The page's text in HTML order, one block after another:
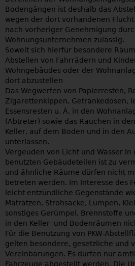
Bodengängen ist deshalb das
wegen der dort vorhandenen
nach vorheriger Genehmigung
Wohnungsunternehmen zulässig.
Soweit sich hierfür besondere
Abstellen von Fahrrädern und
Wohngebäudes oder der
dort abzustellen
Das Wegwerfen von Papierresten,
Zigarettenkippen, Getränkedosen,
Essensresten u. Ä. in den
(Abtreter) sowie das Rauchen in
Keller, auf dem Boden und in den
unterlassen.
Vergeuden von Licht und Wasser
benutzten Gebäudeteilen ist zu
und ähnliche Räume dürfen nicht
betreten werden. Im Interesse des
leicht entzündliche Gegenstände
Matratzen, Strohsäcke, Lumpen,
sonstiges Gerümpel, Brennstoffe
in den Keller- und Bodenräumen
Für die Benutzung von PKW-
gelten besondere, gesetzliche und
Vereinbarungen. Es dürfen nur
Fahrzeuge abgestellt werden. Die